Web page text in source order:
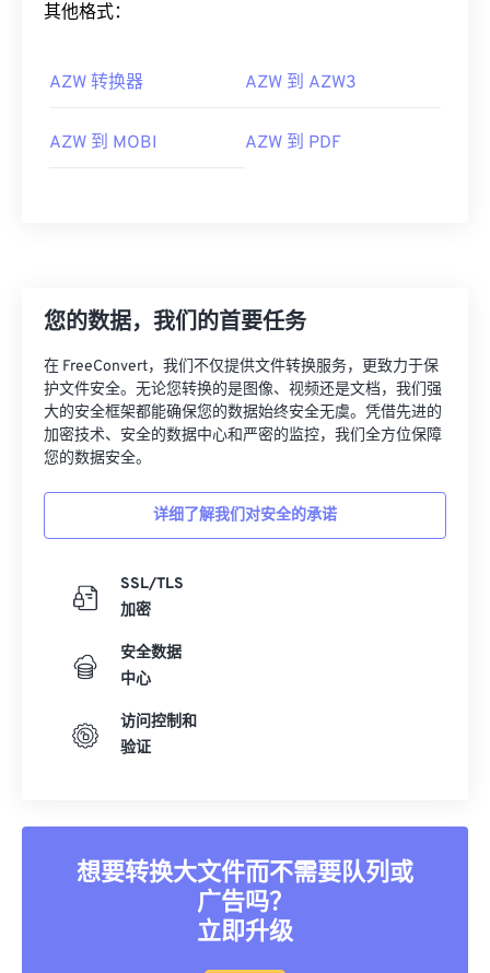
其他格式：
AZW 转换器 AZW 到 AZW3
AZW 到 MOBI AZW 到 PDF
您的数据，我们的首要任务
在 FreeConvert，我们不仅提供文件转换服务，更致力于保
护文件安全。无论您转换的是图像、视频还是文档，我们强
大的安全框架都能确保您的数据始终安全无虞。凭借先进的
加密技术、安全的数据中心和严密的监控，我们全方位保障
您的数据安全。
详细了解我们对安全的承诺
SSL/TLS
加密
安全数据
中心
访问控制和
验证
想要转换大文件而不需要队列或
广告吗？
立即升级